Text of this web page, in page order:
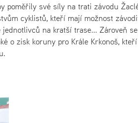
poměřily své síly na trati závodu
cyklistů, kteří mají možnost
na kratší trase... Zároveň se
o zisk koruny pro Krále Krkonoš,